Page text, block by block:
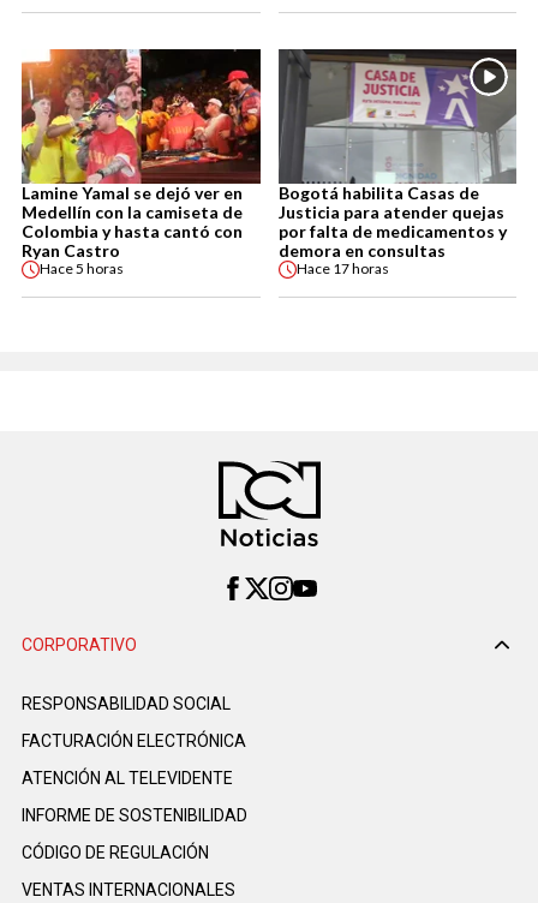
Lamine Yamal se dejó ver en
Medellín con la camiseta de
Colombia y hasta cantó con
Ryan Castro
Hace5 horas
Bogotá habilita Casas de
Justicia para atender quejas
por falta de medicamentos y
demora en consultas
Hace 17 horas
CORPORATIVO
RESPONSABILIDAD SOCIAL
FACTURACIÓN ELECTRÓNICA
ATENCIÓN AL TELEVIDENTE
INFORME DE SOSTENIBILIDAD
CÓDIGO DE REGULACIÓN
VENTAS INTERNACIONALES